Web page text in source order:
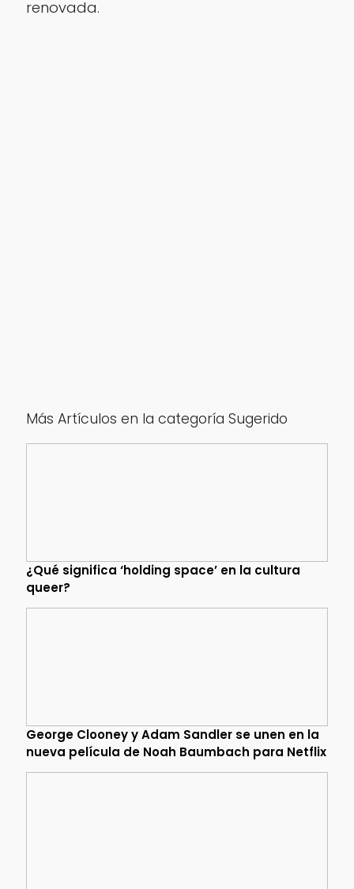
renovada.
Más Artículos en la categoría Sugerido
¿Qué significa ‘holding space’ en la cultura
queer?
George Clooney y Adam Sandler se unen en la
nueva película de Noah Baumbach para Netflix